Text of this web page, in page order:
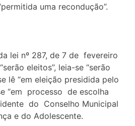
uma recondução”.
lei nº 287, de 7 de fevereiro
eleitos”, leia-se “serão
lê “em eleição presidida pelo
“em processo de escolha
do Conselho Municipal
e do Adolescente.